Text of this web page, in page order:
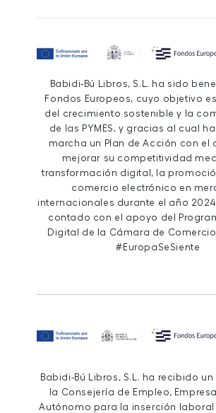
Babidi-Bú Libros, S.L. ha sido
Fondos Europeos, cuyo objetivo
del crecimiento sostenible y la
de las PYMES, y gracias al cual
marcha un Plan de Acción con el
mejorar su competitividad
transformación digital, la
comercio electrónico en
internacionales durante el año
contado con el apoyo del
Digital de la Cámara de
#EuropaSeSiente
Babidi-Bú Libros, S.L. ha recibido
la Consejería de Empleo,
Autónomo para la inserción laboral